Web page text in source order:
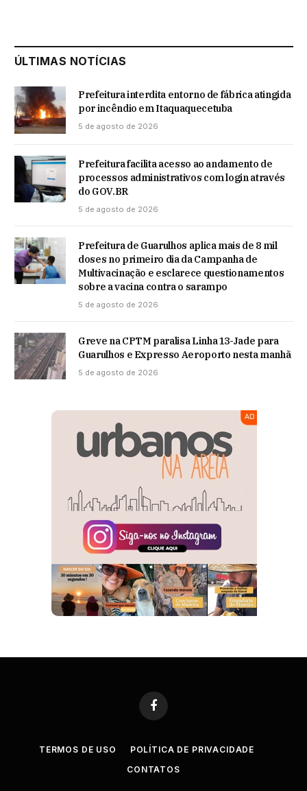
ÚLTIMAS NOTÍCIAS
Prefeitura interdita entorno de fábrica atingida
por incêndio em Itaquaquecetuba
5 de agosto de 2026
Prefeitura facilita acesso ao andamento de
processos administrativos com login através
do GOV.BR
5 de agosto de 2026
Prefeitura de Guarulhos aplica mais de 8 mil
doses no primeiro dia da Campanha de
Multivacinação e esclarece questionamentos
sobre a vacina contra o sarampo
5 de agosto de 2026
Greve na CPTM paralisa Linha 13-Jade para
Guarulhos e Expresso Aeroporto nesta manhã
5 de agosto de 2026
Facebook
TERMOS DE USO
POLÍTICA DE PRIVACIDADE
CONTATOS